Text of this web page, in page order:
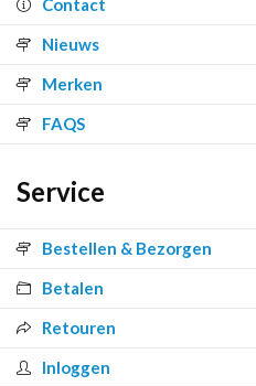
Contact
Nieuws
Merken
FAQS
Service
Bestellen & Bezorgen
Betalen
Retouren
Inloggen